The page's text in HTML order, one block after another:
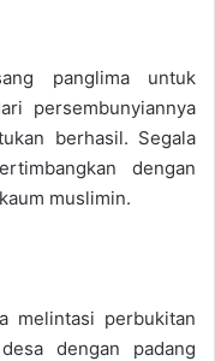
panglima untuk
persembunyiannya
berhasil. Segala
dengan
muslimin.
melintasi perbukitan
dengan padang